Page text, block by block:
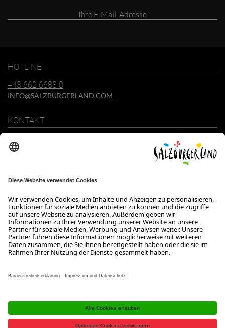
HOTLINE
+43 662 6688 0
INFO@SALZBURGERLAND.COM
KONTAKT
+43 662 6688 0
ÖFFNUNGSZEITEN
Wir freuen uns auf Ihre Anfrage!
Gerne stehen wir Ihnen von Montag bis Donnerstag von 08:00 bis
Datenschutzerklärung
Barrierefreiheitserklärung B2B
Jobs